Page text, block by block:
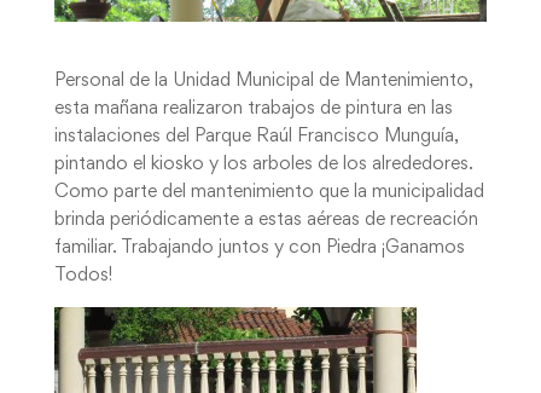
Personal de la Unidad Municipal de Mantenimiento,
esta mañana realizaron trabajos de pintura en las
instalaciones del Parque Raúl Francisco Munguía,
pintando el kiosko y los arboles de los alrededores.
Como parte del mantenimiento que la municipalidad
brinda periódicamente a estas aéreas de recreación
familiar. Trabajando juntos y con Piedra ¡Ganamos
Todos!